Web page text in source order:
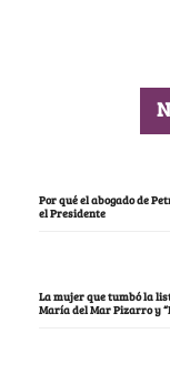
Por qué el abogado de
el Presidente
La mujer que tumbó la
María del Mar Pizarro y